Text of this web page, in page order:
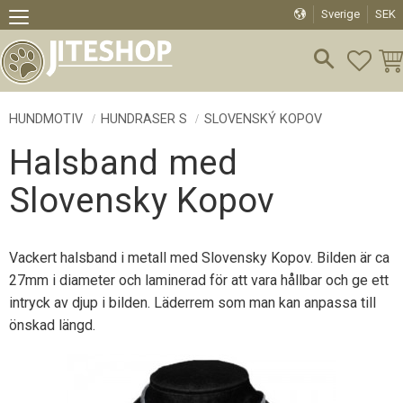
Meny
Sverige SEK
HUNDMOTIV HUNDRASER S SLOVENSKÝ KOPOV
Halsband med
Slovensky Kopov
Vackert halsband i metall med Slovensky Kopov. Bilden är ca
27mm i diameter och laminerad för att vara hållbar och ge ett
intryck av djup i bilden. Läderrem som man kan anpassa till
önskad längd.